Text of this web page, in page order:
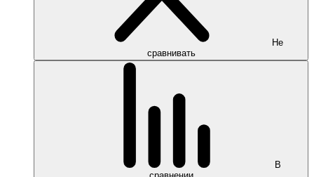
Не
сравнивать
В